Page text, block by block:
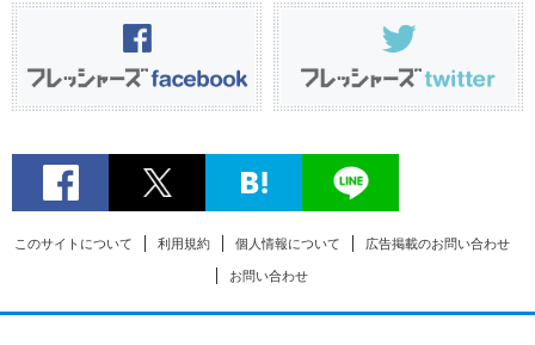
このサイトについて 利用規約 個人情報について 広告掲載のお問い合わせ
お問い合わせ